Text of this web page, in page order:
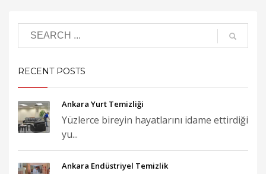
RECENT POSTS
Ankara Yurt Temizliği
Yüzlerce bireyin hayatlarını idame ettirdiği
yu...
Ankara Endüstriyel Temizlik